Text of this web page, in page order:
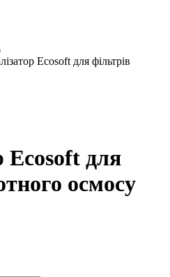
Ecosoft для фільтрів
Ecosoft для
осмосу